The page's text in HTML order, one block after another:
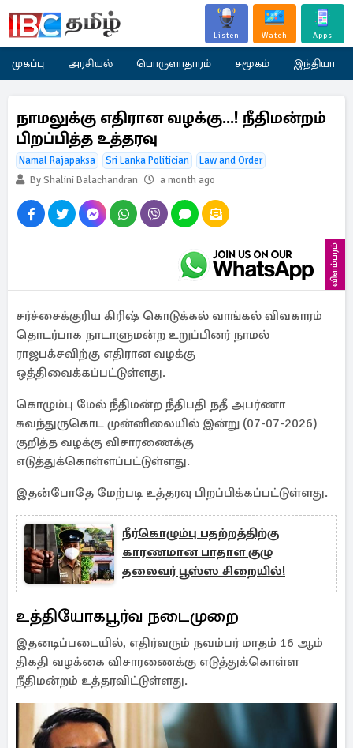
Listen Watch Apps
முகப்பு அரசியல் பொருளாதாரம் சமூகம் இந்தியா
நாமலுக்கு எதிரான வழக்கு...! நீதிமன்றம்
பிறப்பித்த உத்தரவு
Namal Rajapaksa Sri Lanka Politician
Law and Order
By Shalini Balachandran
a month ago
விளம்பரம்
சர்ச்சைக்குரிய கிரிஷ் கொடுக்கல் வாங்கல் விவகாரம்
தொடர்பாக நாடாளுமன்ற உறுப்பினர் நாமல்
ராஜபக்சவிற்கு எதிரான வழக்கு
ஒத்திவைக்கப்பட்டுள்ளது.
கொழும்பு மேல் நீதிமன்ற நீதிபதி நதீ அபர்ணா
சுவந்துருகொட முன்னிலையில் இன்று (07-07-2026)
குறித்த வழக்கு விசாரணைக்கு
எடுத்துக்கொள்ளப்பட்டுள்ளது.
இதன்போதே மேற்படி உத்தரவு பிறப்பிக்கப்பட்டுள்ளது.
நீர்கொழும்பு பதற்றத்திற்கு
காரணமான பாதாள குழு
தலைவர் பூஸ்ஸ சிறையில்!
உத்தியோகபூர்வ நடைமுறை
இதனடிப்படையில், எதிர்வரும் நவம்பர் மாதம் 16 ஆம்
திகதி வழக்கை விசாரணைக்கு எடுத்துக்கொள்ள
நீதிமன்றம் உத்தரவிட்டுள்ளது.